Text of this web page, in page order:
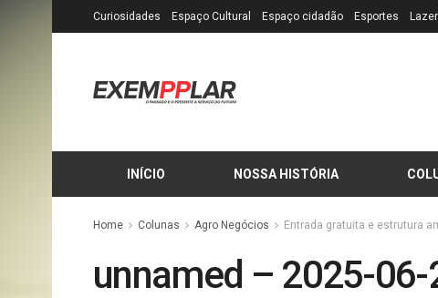
Curiosidades Espaço Cultural Espaço cidadão Esportes
INÍCIO NOSSA HISTÓRIA
Home Colunas Agro Negócios Entrada gratuita e estrutura
unnamed – 2025-